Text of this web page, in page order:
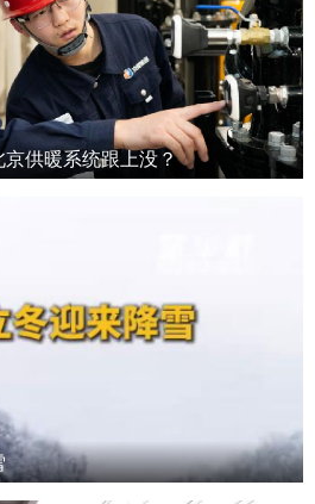
供暖系统跟上没？